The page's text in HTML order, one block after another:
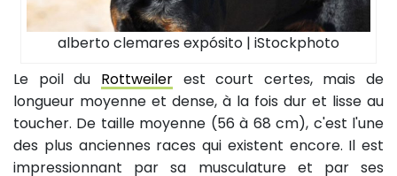
alberto clemares expósito | iStockphoto
Le poil du Rottweilerest court certes, mais de
longueur moyenne et dense, à la fois dur et lisse au
toucher. De taille moyenne (56 à 68 cm), c'est l'une
des plus anciennes races qui existent encore. Il est
impressionnant par sa musculature et par ses